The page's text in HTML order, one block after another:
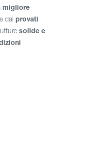
migliore
dai provati
solide e